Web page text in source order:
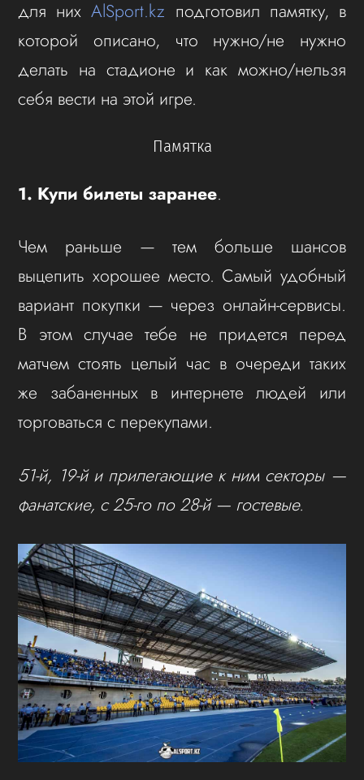
для нихAlSport.kz подготовил памятку, в
которой описано, что нужно/не нужно
делать на стадионе и как можно/нельзя
себя вести на этой игре.
Памятка
1. Купи билеты заранее.
Чем раньше — тем больше шансов
выцепить хорошее место. Самый удобный
вариант покупки — через онлайн-сервисы.
В этом случае тебе не придется перед
матчем стоять целый час в очереди таких
же забаненных в интернете людей или
торговаться с перекупами.
51-й, 19-й и прилегающие к ним секторы —
фанатские, с 25-го по 28-й — гостевые.